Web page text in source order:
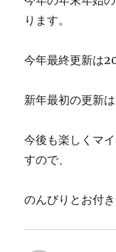
ります。
今年最終更新は
新年最初の更新
今後も楽しくマ
すので、
のんびりとお付